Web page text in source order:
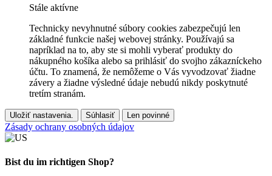
Stále aktívne
Technicky nevyhnutné súbory cookies zabezpečujú len
základné funkcie našej webovej stránky. Používajú sa
napríklad na to, aby ste si mohli vyberať produkty do
nákupného košíka alebo sa prihlásiť do svojho zákazníckeho
účtu. To znamená, že nemôžeme o Vás vyvodzovať žiadne
závery a žiadne výsledné údaje nebudú nikdy poskytnuté
tretím stranám.
Uložiť nastavenia. Súhlasiť Len povinné
Zásady ochrany osobných údajov
Bist du im richtigen Shop?